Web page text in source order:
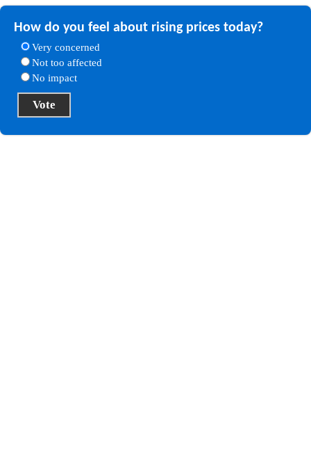
How do you feel about rising prices today?
Very concerned
Not too affected
No impact